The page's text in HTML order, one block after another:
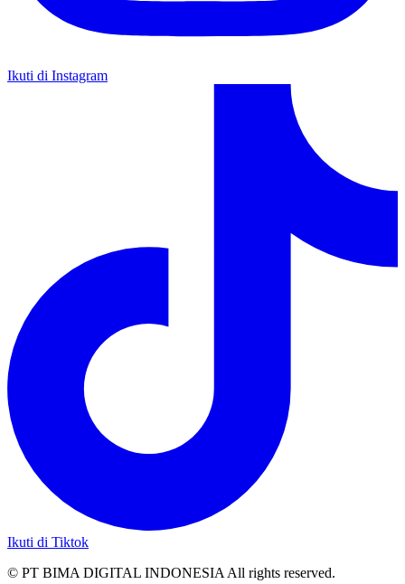
Ikuti di Instagram
Ikuti di Tiktok
© PT BIMA DIGITAL INDONESIA All rights reserved.